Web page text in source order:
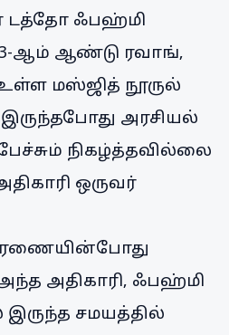
டத்தோ ஃபஹ்மி
ஆம் ஆண்டு ரவாங்,
உள்ள மஸ்ஜித் நூருல்
இருந்தபோது அரசியல்
நிகழ்த்தவில்லை
ஒருவர்
அதிகாரி, ஃபஹ்மி
இருந்த சமயத்தில்